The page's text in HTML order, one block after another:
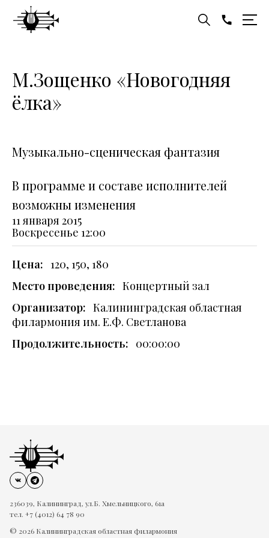
М.Зощенко «Новогодняя
ёлка»
Музыкально-сценическая фантазия
В программе и составе исполнителей
возможны изменения
11 января 2015
Воскресенье 12:00
Цена: 120, 150, 180
Место проведения: Концертный зал
Организатор: Калининградская областная
филармония им. Е.Ф. Светланова
Продолжительность: 00:00:00
236039, Калининград, ул.Б. Хмельницкого, 61а
тел. +7 (4012) 64 78 90
© 2026 Калининградская областная филармония